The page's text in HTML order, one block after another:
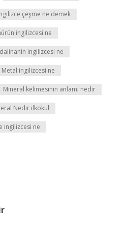
çeşme ne demek
ingilizcesi ne
ingilizcesi ne
Metal ingilizcesi ne
Mineral kelimesinin anlamı nedir
Nedir ilkokul
ingilizcesi ne